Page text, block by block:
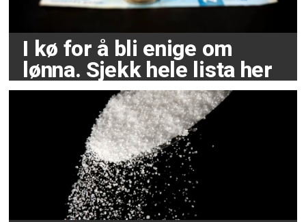
I kø for å bli enige om
lønna. Sjekk hele lista her